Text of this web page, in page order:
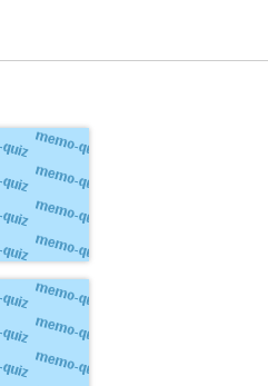
νυκτός, ἡ
nat